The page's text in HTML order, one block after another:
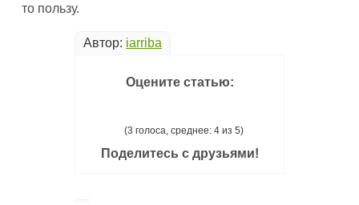
то пользу.
Автор: iarriba
Оцените статью:
(3 голоса, среднее: 4 из 5)
Поделитесь с друзьями!